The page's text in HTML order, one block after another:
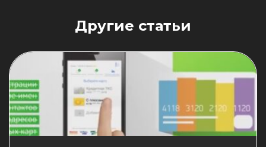
Другие статьи